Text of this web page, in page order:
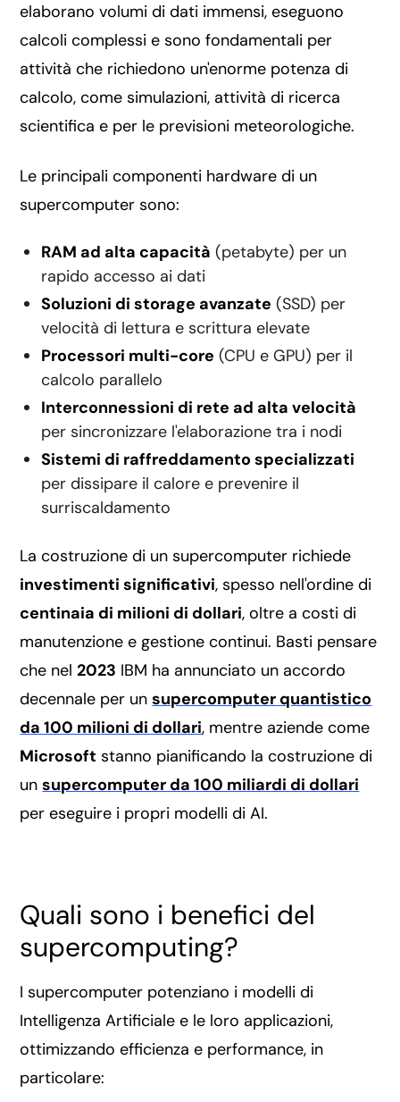
elaborano volumi di dati immensi, eseguono
calcoli complessi e sono fondamentali per
attività che richiedono un'enorme potenza di
calcolo, come simulazioni, attività di ricerca
scientifica e per le previsioni meteorologiche.
Le principali componenti hardware di un
supercomputer sono:
RAM ad alta capacità (petabyte) per un
rapido accesso ai dati
Soluzioni di storage avanzate (SSD) per
velocità di lettura e scrittura elevate
Processori multi-core (CPU e GPU) per il
calcolo parallelo
Interconnessioni di rete ad alta velocità
per sincronizzare l'elaborazione tra i nodi
Sistemi di raffreddamento specializzati
per dissipare il calore e prevenire il
surriscaldamento
La costruzione di un supercomputer richiede
investimenti significativi, spesso nell'ordine di
centinaia di milioni di dollari, oltre a costi di
manutenzione e gestione continui. Basti pensare
che nel2023 IBM ha annunciato un accordo
decennale per unsupercomputer quantistico
da 100 milioni di dollari, mentre aziende come
Microsoft stanno pianificando la costruzione di
unsupercomputer da 100 miliardi di dollari
per eseguire i propri modelli di AI.
Quali sono i benefici del
supercomputing?
I supercomputer potenziano i modelli di
Intelligenza Artificiale e le loro applicazioni,
ottimizzando efficienza e performance, in
particolare: